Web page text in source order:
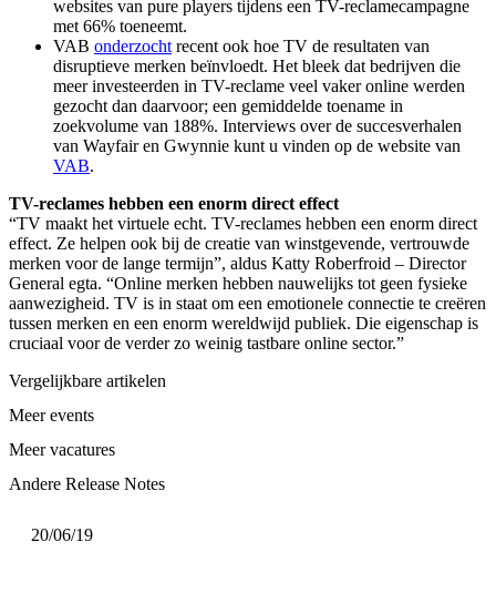
websites van pure players tijdens een TV-reclamecampagne
met 66% toeneemt.
VAB onderzocht recent ook hoe TV de resultaten van
disruptieve merken beïnvloedt. Het bleek dat bedrijven die
meer investeerden in TV-reclame veel vaker online werden
gezocht dan daarvoor; een gemiddelde toename in
zoekvolume van 188%. Interviews over de succesverhalen
van Wayfair en Gwynnie kunt u vinden op de website van
VAB.
TV-reclames hebben een enorm direct effect
“TV maakt het virtuele echt. TV-reclames hebben een enorm direct
effect. Ze helpen ook bij de creatie van winstgevende, vertrouwde
merken voor de lange termijn”, aldus Katty Roberfroid – Director
General egta. “Online merken hebben nauwelijks tot geen fysieke
aanwezigheid. TV is in staat om een emotionele connectie te creëren
tussen merken en een enorm wereldwijd publiek. Die eigenschap is
cruciaal voor de verder zo weinig tastbare online sector.”
Vergelijkbare artikelen
Meer events
Meer vacatures
Andere Release Notes
20/06/19